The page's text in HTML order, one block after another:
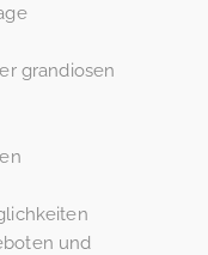
grandiosen
und